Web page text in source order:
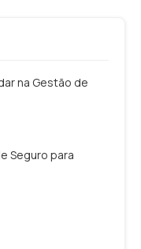
na Gestão de
Seguro para